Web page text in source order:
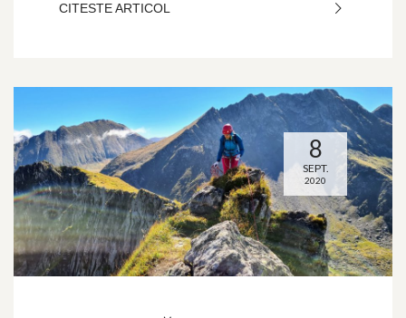
CITESTE ARTICOL
8
SEPT.
2020